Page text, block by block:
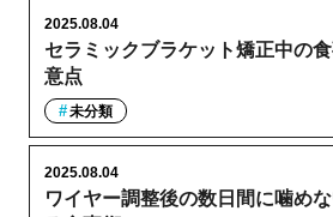
セラミックブラケット矯正中の
意点
2025.08.04
未分類
ワイヤー調整後の数日間に噛め
2025.08.04